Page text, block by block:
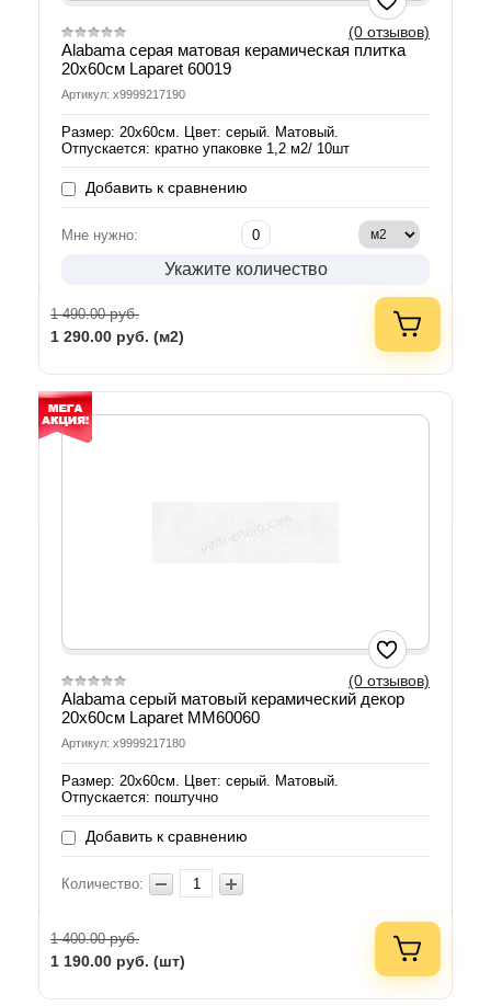
(0 отзывов)
Alabama серая матовая керамическая плитка
20х60см Laparet 60019
Артикул: х9999217190
Размер: 20х60см. Цвет: серый. Матовый.
Отпускается: кратно упаковке 1,2 м2/ 10шт
Добавить к сравнению
Мне нужно:
Укажите количество
1 490.00руб.
1 290.00 руб. (м2)
(0 отзывов)
Alabama серый матовый керамический декор
20х60см Laparet MM60060
Артикул: х9999217180
Размер: 20х60см. Цвет: серый. Матовый.
Отпускается: поштучно
Добавить к сравнению
Количество:
1 400.00руб.
1 190.00 руб. (шт)